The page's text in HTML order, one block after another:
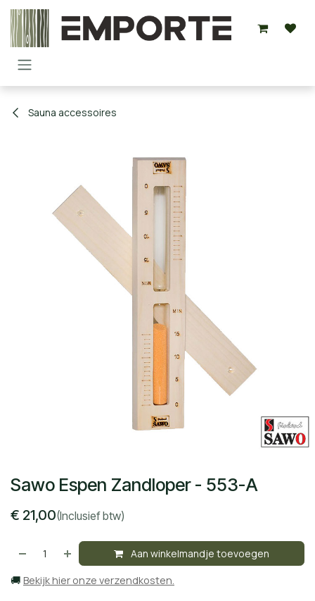
Overslaan naar inhoud
Sauna accessoires
Sawo Espen Zandloper - 553-A
€ 21,00(Inclusief btw)
Aan winkelmandje toevoegen
🚚 Bekijk hier onze verzendkosten.